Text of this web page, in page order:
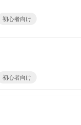
初心者向け
初心者向け